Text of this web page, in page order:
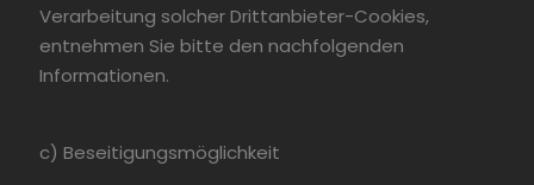
Verarbeitung solcher Drittanbieter-Cookies,
entnehmen Sie bitte den nachfolgenden
Informationen.
c) Beseitigungsmöglichkeit